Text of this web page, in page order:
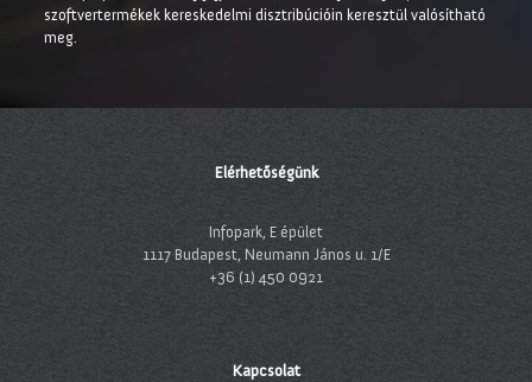
szoftvertermékek kereskedelmi disztribúcióin keresztül valósítható
meg.
Elérhetőségünk
Infopark, E épület
1117 Budapest, Neumann János u. 1/E
+36 (1) 450 0921
Kapcsolat